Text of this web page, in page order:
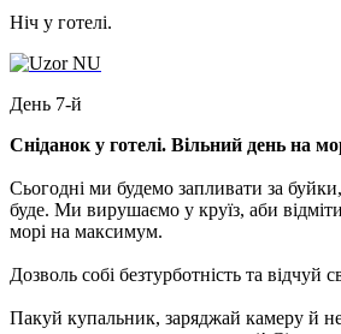
Ніч у готелі.
День 7-й
Сніданок у готелі. Вільний день на
Сьогодні ми будемо запливати за
буде. Ми вирушаємо у круїз, аби
морі на максимум.
Дозволь собі безтурботність та відчуй
Пакуй купальник, заряджай камеру й